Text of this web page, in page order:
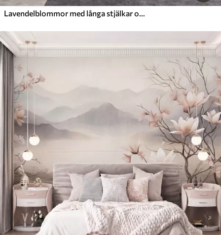
Lavendelblommor med långa stjälkar och blad, konstverk i mjuka pastellfärger med struktur